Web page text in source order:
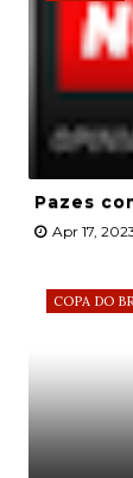
Pazes
Apr 17,
COPA DO